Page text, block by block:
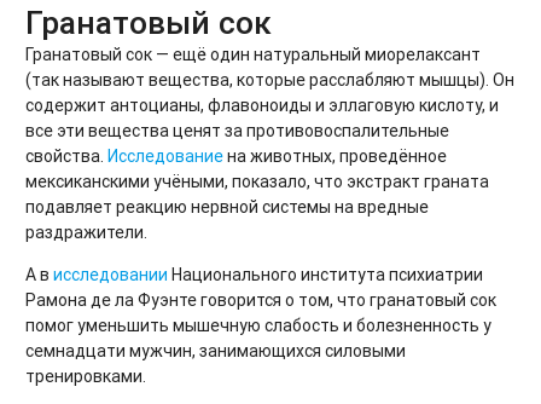
Гранатовый сок
Гранатовый сок — ещё один натуральный миорелаксант
(так называют вещества, которые расслабляют мышцы). Он
содержит антоцианы, флавоноиды и эллаговую кислоту, и
все эти вещества ценят за противовоспалительные
свойства. Исследованиена животных, проведённое
мексиканскими учёными, показало, что экстракт граната
подавляет реакцию нервной системы на вредные
раздражители.
А в исследовании Национального института психиатрии
Рамона де ла Фуэнте говорится о том, что гранатовый сок
помог уменьшить мышечную слабость и болезненность у
семнадцати мужчин, занимающихся силовыми
тренировками.